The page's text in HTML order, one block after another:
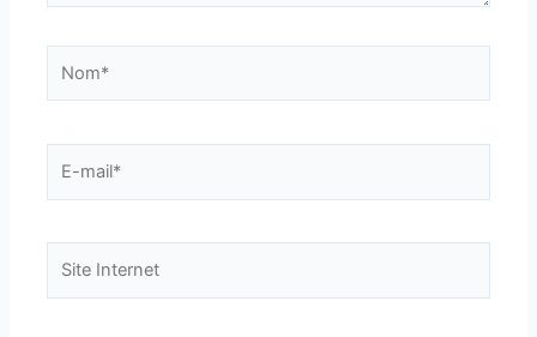
mail*
Internet